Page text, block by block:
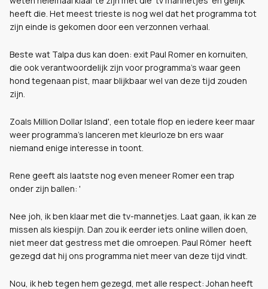
heeft die. Het meest trieste is nog wel dat het programma tot
zijn einde is gekomen door een verzonnen verhaal.
Beste wat Talpa dus kan doen: exit Paul Romer en kornuiten,
die ook verantwoordelijk zijn voor programma's waar geen
hond tegenaan pist, maar blijkbaar wel van deze tijd zouden
zijn.
Zoals Million Dollar Island', een totale flop en iedere keer maar
weer programma's lanceren met kleurloze bn ers waar
niemand enige interesse in toont.
Rene geeft als laatste nog even meneer Romer een trap
onder zijn ballen: '
Nee joh, ik ben klaar met die tv-mannetjes. Laat gaan, ik kan ze
missen als kiespijn. Dan zou ik eerder iets online willen doen,
niet meer dat gestress met die omroepen. Paul Römer heeft
gezegd dat hij ons programma niet meer van deze tijd vindt.
Nou, ik heb tegen hem gezegd, met alle respect: Johan heeft